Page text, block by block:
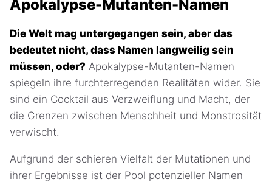
Apokalypse-Mutanten-Namen
Die Welt mag untergegangen sein, aber das
bedeutet nicht, dass Namen langweilig sein
müssen, oder? Apokalypse-Mutanten-Namen
spiegeln ihre furchterregenden Realitäten wider. Sie
sind ein Cocktail aus Verzweiflung und Macht, der
die Grenzen zwischen Menschheit und Monstrosität
verwischt.
Aufgrund der schieren Vielfalt der Mutationen und
ihrer Ergebnisse ist der Pool potenzieller Namen